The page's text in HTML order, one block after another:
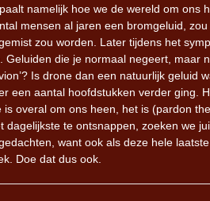
namelijk hoe we de wereld om ons
mensen al jaren een bromgeluid, zou
zou worden. Later tijdens het
die je normaal negeert, maar
Is drone dan een natuurlijk geluid
een aantal hoofdstukken verder ging.
overal om ons heen, het is (pardon the
te ontsnappen, zoeken we
want ook als deze hele laatste
Doe dat dus ook.